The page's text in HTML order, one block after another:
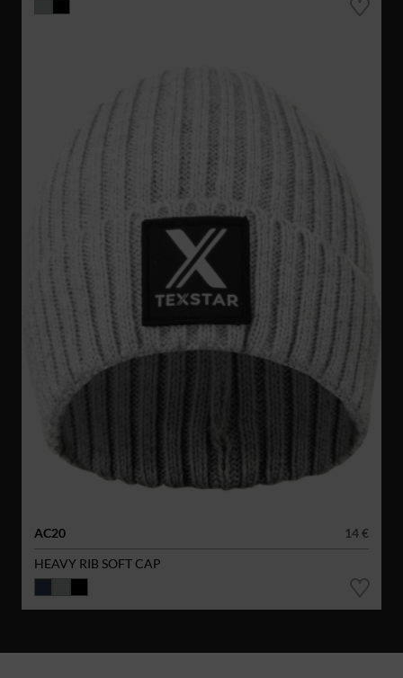
AC20
14 €
HEAVY RIB SOFT CAP